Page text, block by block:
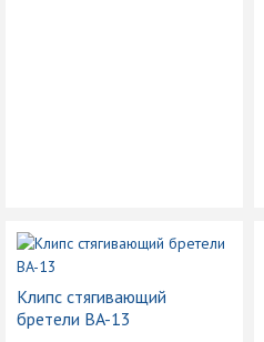
Клипс стягивающий
бретели BA-13